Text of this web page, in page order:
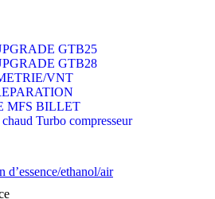
GTB25
GTB28
VNT
MFS BILLET
Turbo compresseur
d’essence/ethanol/air